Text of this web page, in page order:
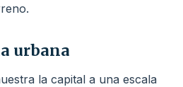
urbana
la capital a una escala